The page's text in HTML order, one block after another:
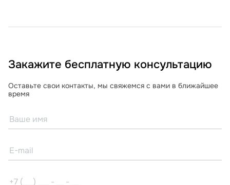
Закажите бесплатную консультацию
Оставьте свои контакты, мы свяжемся с вами в ближайшее
время